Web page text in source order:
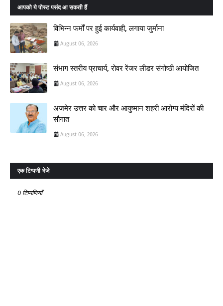
आपको ये पोस्ट पसंद आ सकती हैं
विभिन्न फर्मों पर हुई कार्यवाही, लगाया जुर्माना
August 06, 2026
संभाग स्तरीय प्राचार्य, रोवर रेंजर लीडर संगोष्ठी आयोजित
August 06, 2026
अजमेर उत्तर को चार और आयुष्मान शहरी आरोग्य मंदिरों की
सौगात
August 06, 2026
एक टिप्पणी भेजें
0 टिप्पणियाँ